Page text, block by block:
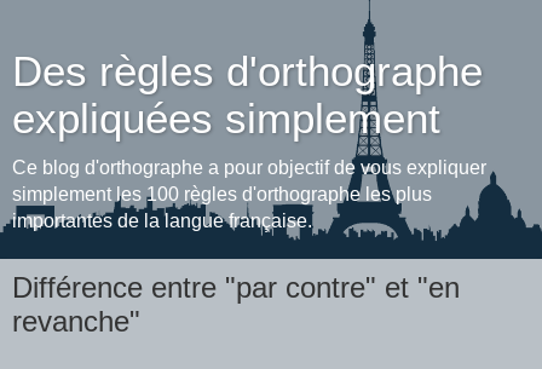
Des règles d'orthographe
expliquées simplement
Ce blog d'orthographe a pour objectif de vous expliquer
simplement les 100 règles d'orthographe les plus
importantes de la langue française.
Différence entre "par contre" et "en
revanche"